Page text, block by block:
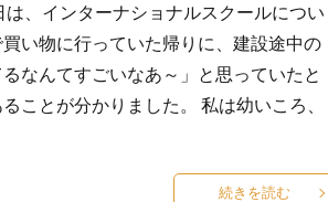
、インターナショナルスクールについ
い物に行っていた帰りに、建設途中の
なんてすごいなあ～」と思っていたと
ことが分かりました。 私は幼いころ、
続きを読む